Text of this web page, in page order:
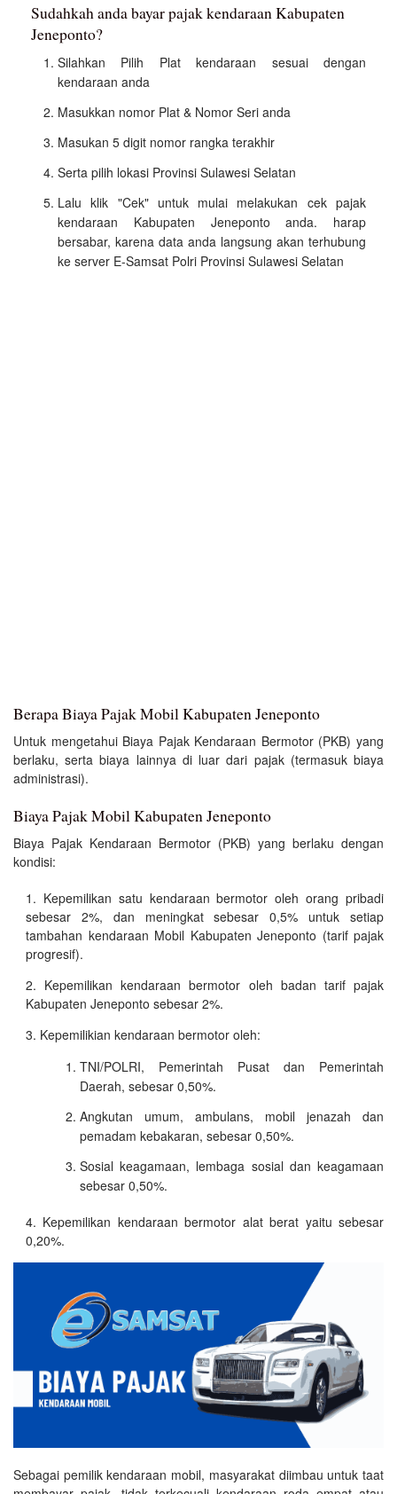
Sudahkah anda bayar pajak kendaraan Kabupaten
Jeneponto?
Silahkan Pilih Plat kendaraan sesuai dengan
kendaraan anda
Masukkan nomor Plat & Nomor Seri anda
Masukan 5 digit nomor rangka terakhir
Serta pilih lokasi Provinsi Sulawesi Selatan
Lalu klik "Cek" untuk mulai melakukan cek pajak
kendaraan Kabupaten Jeneponto anda. harap
bersabar, karena data anda langsung akan terhubung
ke server E-Samsat Polri Provinsi Sulawesi Selatan
Berapa Biaya Pajak Mobil Kabupaten Jeneponto
Untuk mengetahui Biaya Pajak Kendaraan Bermotor (PKB) yang
berlaku, serta biaya lainnya di luar dari pajak (termasuk biaya
administrasi).
Biaya Pajak Mobil Kabupaten Jeneponto
Biaya Pajak Kendaraan Bermotor (PKB) yang berlaku dengan
kondisi:
Kepemilikan satu kendaraan bermotor oleh orang pribadi
sebesar 2%, dan meningkat sebesar 0,5% untuk setiap
tambahan kendaraan Mobil Kabupaten Jeneponto (tarif pajak
progresif).
Kepemilikan kendaraan bermotor oleh badan tarif pajak
Kabupaten Jeneponto sebesar 2%.
Kepemilikian kendaraan bermotor oleh:
TNI/POLRI, Pemerintah Pusat dan Pemerintah
Daerah, sebesar 0,50%.
Angkutan umum, ambulans, mobil jenazah dan
pemadam kebakaran, sebesar 0,50%.
Sosial keagamaan, lembaga sosial dan keagamaan
sebesar 0,50%.
Kepemilikan kendaraan bermotor alat berat yaitu sebesar
0,20%.
Sebagai pemilik kendaraan mobil, masyarakat diimbau untuk taat